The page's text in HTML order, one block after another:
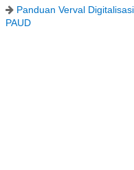
Panduan Verval
PAUD